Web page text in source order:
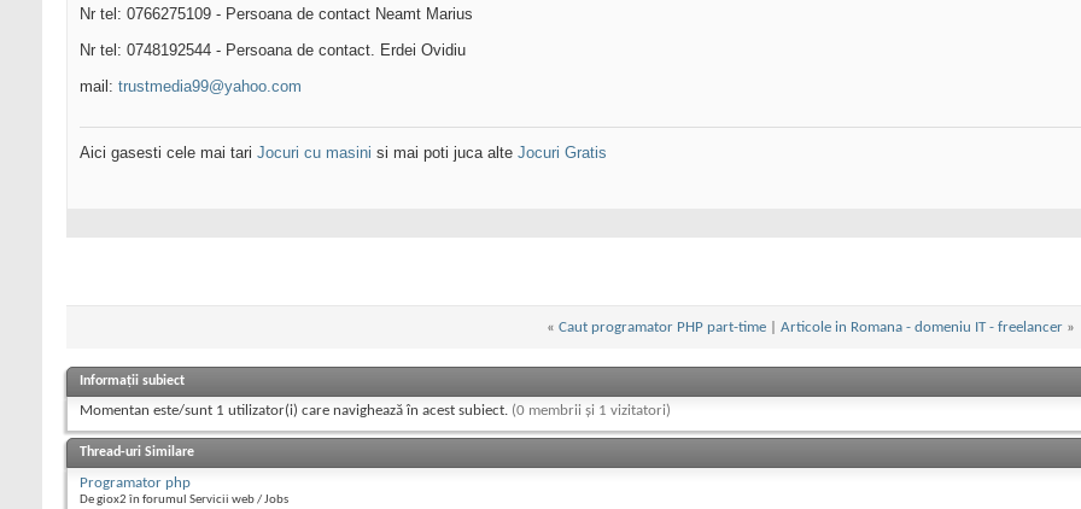
Nr tel: 0766275109 - Persoana de contact Neamt Marius
Nr tel: 0748192544 - Persoana de contact. Erdei Ovidiu
mail: trustmedia99@yahoo.com
Aici gasesti cele mai tari Jocuri cu masini si mai poti juca alte Jocuri Gratis
« Caut programator PHP part-time Articole in Romana - domeniu IT - freelancer »
Informații subiect
Momentan este/sunt 1 utilizator(i) care navighează în acest subiect. (0 membrii și 1 vizitatori)
Thread-uri Similare
Programator php
De giox2 în forumul Servicii web / Jobs